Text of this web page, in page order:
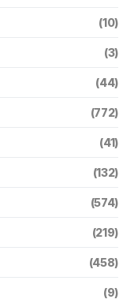
(10)
(3)
(44)
(772)
(41)
(132)
(574)
(219)
(458)
(9)